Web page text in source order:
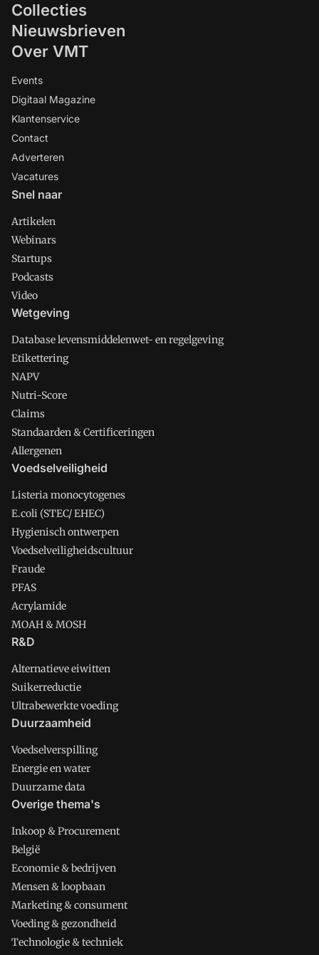
Collecties
Nieuwsbrieven
Over VMT
Events
Digitaal Magazine
Klantenservice
Contact
Adverteren
Vacatures
Snel naar
Artikelen
Webinars
Startups
Podcasts
Video
Wetgeving
Database levensmiddelenwet- en regelgeving
Etikettering
NAPV
Nutri-Score
Claims
Standaarden & Certificeringen
Allergenen
Voedselveiligheid
Listeria monocytogenes
E.coli (STEC/ EHEC)
Hygienisch ontwerpen
Voedselveiligheidscultuur
Fraude
PFAS
Acrylamide
MOAH & MOSH
R&D
Alternatieve eiwitten
Suikerreductie
Ultrabewerkte voeding
Duurzaamheid
Voedselverspilling
Energie en water
Duurzame data
Overige thema's
Inkoop & Procurement
België
Economie & bedrijven
Mensen & loopbaan
Marketing & consument
Voeding & gezondheid
Technologie & techniek